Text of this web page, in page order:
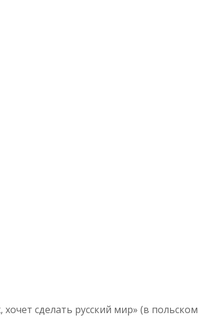
сделать русский мир» (в польском